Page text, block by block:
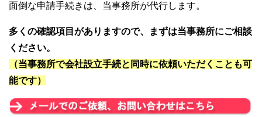
面倒な申請手続きは、当事務所が代行します。
多くの確認項目がありますので、まずは当事務所にご相談
ください。
（当事務所で会社設立手続と同時に依頼いただくことも可
能です）